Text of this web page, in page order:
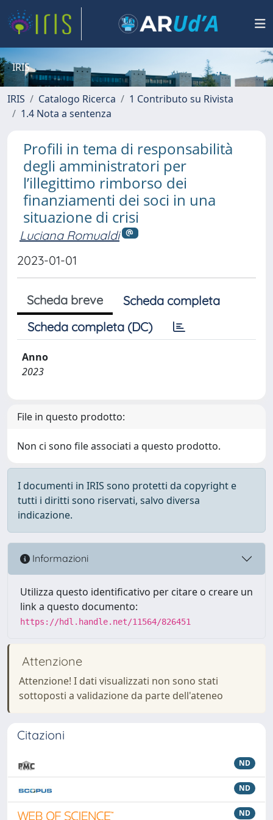
IRIS
IRIS Catalogo Ricerca
1 Contributo su Rivista
1.4 Nota a sentenza
Profili in tema di responsabilità
degli amministratori per
l’illegittimo rimborso dei
finanziamenti dei soci in una
situazione di crisi
Luciana Romualdi
2023-01-01
Scheda breve
Scheda completa
Scheda completa (DC)
Anno
2023
File in questo prodotto:
Non ci sono file associati a questo prodotto.
I documenti in IRIS sono protetti da copyright e
tutti i diritti sono riservati, salvo diversa
indicazione.
Informazioni
Utilizza questo identificativo per citare o creare un
link a questo documento:
https://hdl.handle.net/11564/826451
Attenzione
Attenzione! I dati visualizzati non sono stati
sottoposti a validazione da parte dell'ateneo
Citazioni
ND
ND
ND